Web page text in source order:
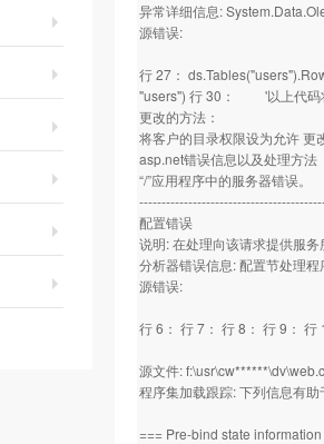
异常详细信息:
源错误:
行 27：
"users") 行 30： '以上代码
更改的方法：
将客户的目录权限设为允许 更
asp.net错误信息以及处理方法
“/”应用程序中的服务器错误。
配置错误
说明: 在处理向该请求提供服
分析器错误信息: 配置节处理
源错误:
行 6： 行 7： 行 8： 行 9： 行
源文件:
程序集加载跟踪: 下列信息有
=== Pre-bind state